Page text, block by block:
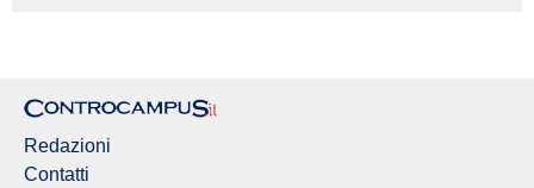
Redazioni
Contatti